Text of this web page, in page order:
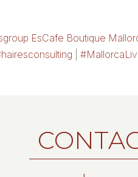
EsCafe Boutique
|